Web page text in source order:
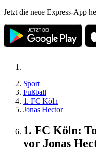
Jetzt die neue Express-App
Sport
Fußball
1. FC Köln
Jonas Hector
1. FC Köln:
vor Jonas